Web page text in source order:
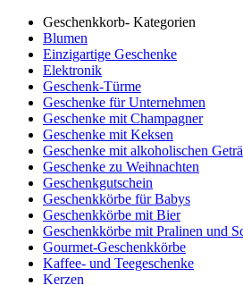
Geschenkkorb- Kategorien
Blumen
Einzigartige Geschenke
Elektronik
Geschenk-Türme
Geschenke für Unternehmen
Geschenke mit Champagner
Geschenke mit Keksen
Geschenke mit alkoholischen
Geschenke zu Weihnachten
Geschenkgutschein
Geschenkkörbe für Babys
Geschenkkörbe mit Bier
Geschenkkörbe mit Pralinen und
Gourmet-Geschenkkörbe
Kaffee- und Teegeschenke
Kerzen